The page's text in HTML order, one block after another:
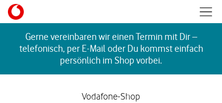
Skip to content
Gerne vereinbaren wir einen Termin mit Dir –
telefonisch, per E-Mail oder Du kommst einfach
persönlich im Shop vorbei.
Vodafone-Shop